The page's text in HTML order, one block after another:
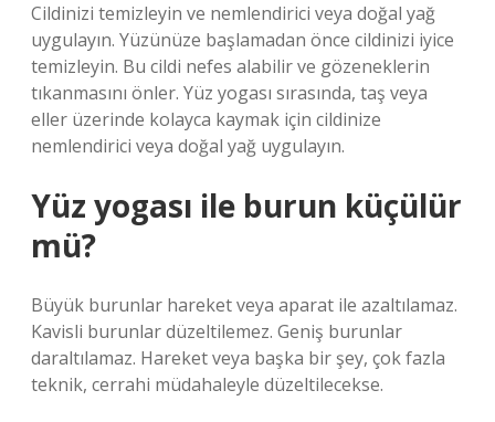
Cildinizi temizleyin ve nemlendirici veya doğal yağ
uygulayın. Yüzünüze başlamadan önce cildinizi iyice
temizleyin. Bu cildi nefes alabilir ve gözeneklerin
tıkanmasını önler. Yüz yogası sırasında, taş veya
eller üzerinde kolayca kaymak için cildinize
nemlendirici veya doğal yağ uygulayın.
Yüz yogası ile burun küçülür
mü?
Büyük burunlar hareket veya aparat ile azaltılamaz.
Kavisli burunlar düzeltilemez. Geniş burunlar
daraltılamaz. Hareket veya başka bir şey, çok fazla
teknik, cerrahi müdahaleyle düzeltilecekse.